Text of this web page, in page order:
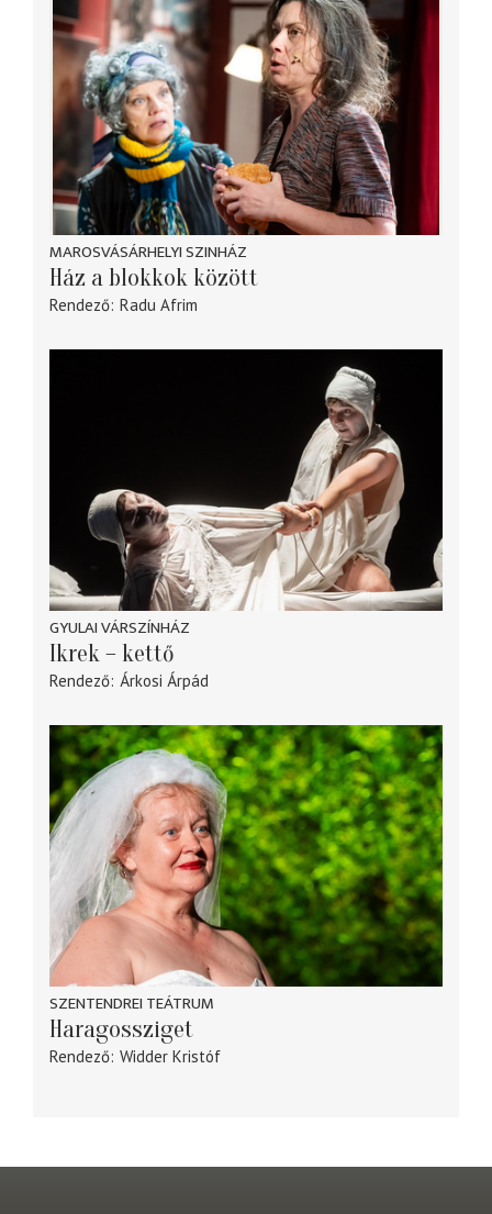
MAROSVÁSÁRHELYI SZINHÁZ
Ház a blokkok között
Rendező Radu Afrim
GYULAI VÁRSZÍNHÁZ
Ikrek – kettő
Rendező Árkosi Árpád
SZENTENDREI TEÁTRUM
Haragossziget
Rendező Widder Kristóf